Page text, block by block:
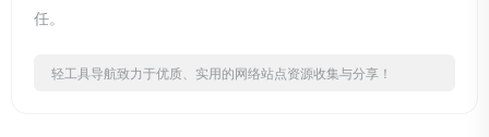
任。
轻工具导航致力于优质、实用的网络站点资源收集与分享！